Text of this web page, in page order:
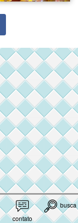
contato
busca